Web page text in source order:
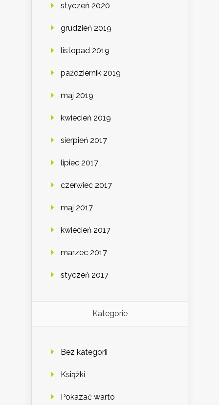
styczeń 2020
grudzień 2019
listopad 2019
październik 2019
maj 2019
kwiecień 2019
sierpień 2017
lipiec 2017
czerwiec 2017
maj 2017
kwiecień 2017
marzec 2017
styczeń 2017
Kategorie
Bez kategorii
Książki
Pokazać warto